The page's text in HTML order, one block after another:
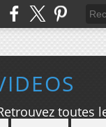
toutes